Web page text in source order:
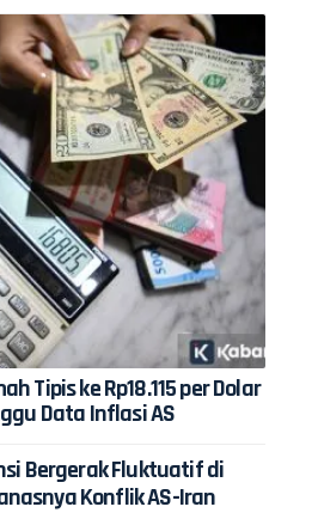
Tipis ke Rp18.115 per Dolar
Data Inflasi AS
Bergerak Fluktuatif di
Konflik AS-Iran